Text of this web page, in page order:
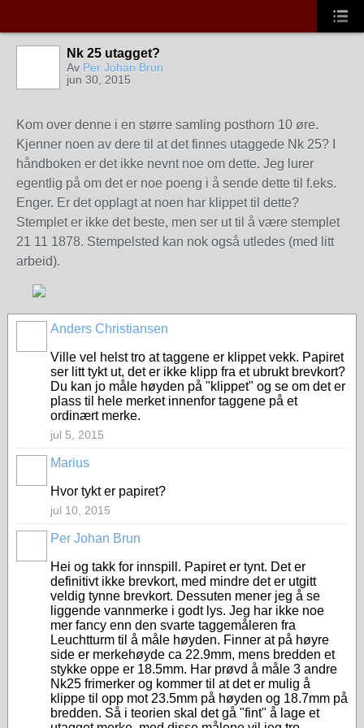
Nk 25 utagget?
Av Per Johan Brun
jun 30, 2015
Kom over denne i en større samling posthorn 10 øre.
Kjenner noen av dere til at det finnes utaggede Nk 25? I
håndboken er det ikke nevnt noe om dette. Jeg lurer
egentlig på om det er noe poeng i å sende dette til f.eks.
Enger. Er det opplagt at noen har klippet til dette?
Stemplet er ikke det beste, men ser ut til å være stemplet
21 11 1878. Stempelsted kan nok også utledes (med litt
arbeid).
Anders Christiansen
Ville vel helst tro at taggene er klippet vekk. Papiret
ser litt tykt ut, det er ikke klipp fra et ubrukt brevkort?
Du kan jo måle høyden på "klippet" og se om det er
plass til hele merket innenfor taggene på et
ordinært merke.
jul 5, 2015
Marius
Hvor tykt er papiret?
jul 10, 2015
Per Johan Brun
Hei og takk for innspill. Papiret er tynt. Det er
definitivt ikke brevkort, med mindre det er utgitt
veldig tynne brevkort. Dessuten mener jeg å se
liggende vannmerke i godt lys. Jeg har ikke noe
mer fancy enn den svarte taggemåleren fra
Leuchtturm til å måle høyden. Finner at på høyre
side er merkehøyde ca 22.9mm, mens bredden et
stykke oppe er 18.5mm. Har prøvd å måle 3 andre
Nk25 frimerker og kommer til at det er mulig å
klippe til opp mot 23.5mm på høyden og 18.7mm på
bredden. Så i teorien skal det gå "fint" å lage et